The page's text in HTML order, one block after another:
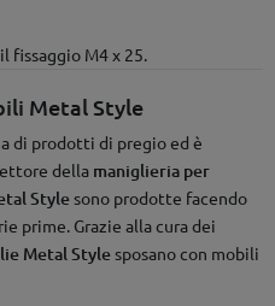
fissaggio M4 x 25.
Metal Style
di prodotti di pregio ed è
della maniglieria per
Stylesono prodotte facendo
prime. Grazie alla cura dei
Metal Stylesposano con mobili